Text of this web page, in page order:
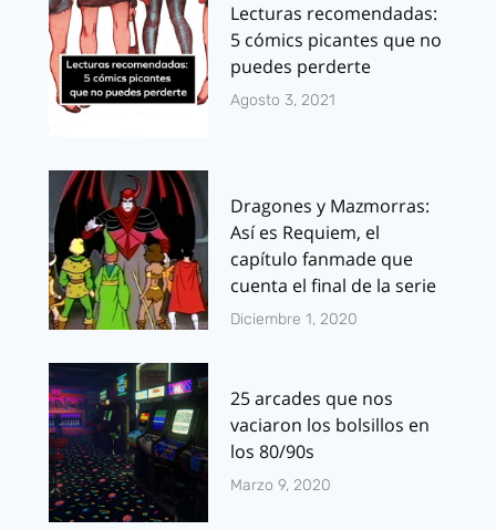
Lecturas recomendadas:
5 cómics picantes que no
puedes perderte
Agosto 3, 2021
Dragones y Mazmorras:
Así es Requiem, el
capítulo fanmade que
cuenta el final de la serie
Diciembre 1, 2020
25 arcades que nos
vaciaron los bolsillos en
los 80/90s
Marzo 9, 2020